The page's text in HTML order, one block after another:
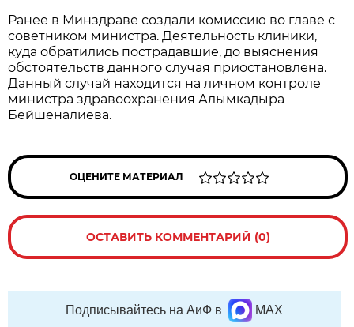
Ранее в Минздраве создали комиссию во главе с
советником министра. Деятельность клиники,
куда обратились пострадавшие, до выяснения
обстоятельств данного случая приостановлена.
Данный случай находится на личном контроле
министра здравоохранения Алымкадыра
Бейшеналиева.
ОЦЕНИТЕ МАТЕРИАЛ
ОСТАВИТЬ КОММЕНТАРИЙ (0)
Подписывайтесь на АиФ в MAX